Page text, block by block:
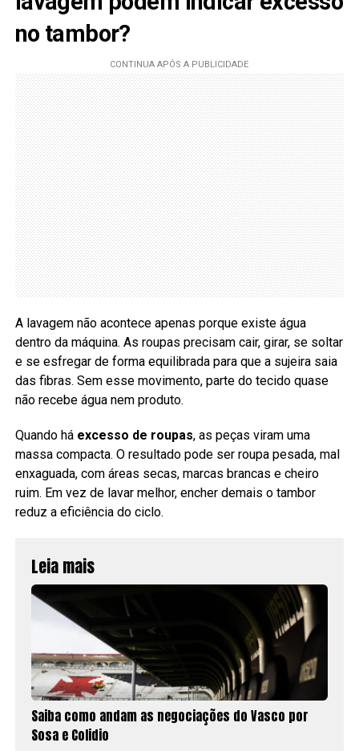
no tambor?
A lavagem não acontece apenas porque existe água
dentro da máquina. As roupas precisam cair, girar, se soltar
e se esfregar de forma equilibrada para que a sujeira saia
das fibras. Sem esse movimento, parte do tecido quase
não recebe água nem produto.
Quando há excesso de roupas, as peças viram uma
massa compacta. O resultado pode ser roupa pesada, mal
enxaguada, com áreas secas, marcas brancas e cheiro
ruim. Em vez de lavar melhor, encher demais o tambor
reduz a eficiência do ciclo.
Leia mais
Saiba como andam as negociações do Vasco por
Sosa e Colidio